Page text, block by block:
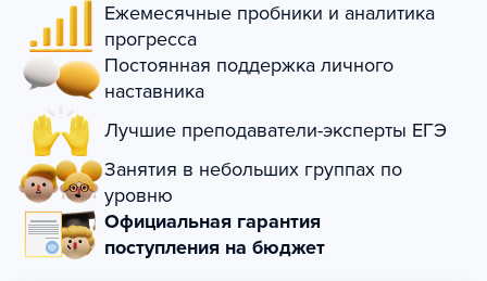
Ежемесячные пробники и аналитика
прогресса
Постоянная поддержка личного
наставника
Лучшие преподаватели-эксперты ЕГЭ
Занятия в небольших группах по
уровню
Официальная гарантия
поступления на бюджет